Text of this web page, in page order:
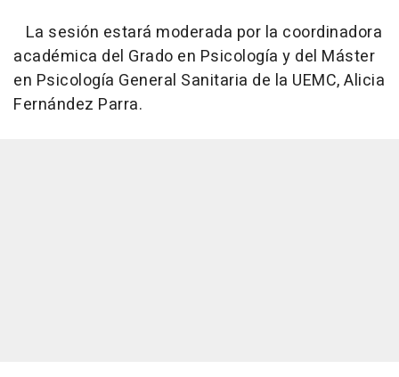
La sesión estará moderada por la coordinadora
académica del Grado en Psicología y del Máster
en Psicología General Sanitaria de la UEMC, Alicia
Fernández Parra.